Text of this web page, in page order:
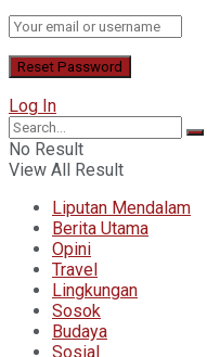
Log In
No Result
View All Result
Liputan Mendalam
Berita Utama
Opini
Travel
Lingkungan
Sosok
Budaya
Sosial